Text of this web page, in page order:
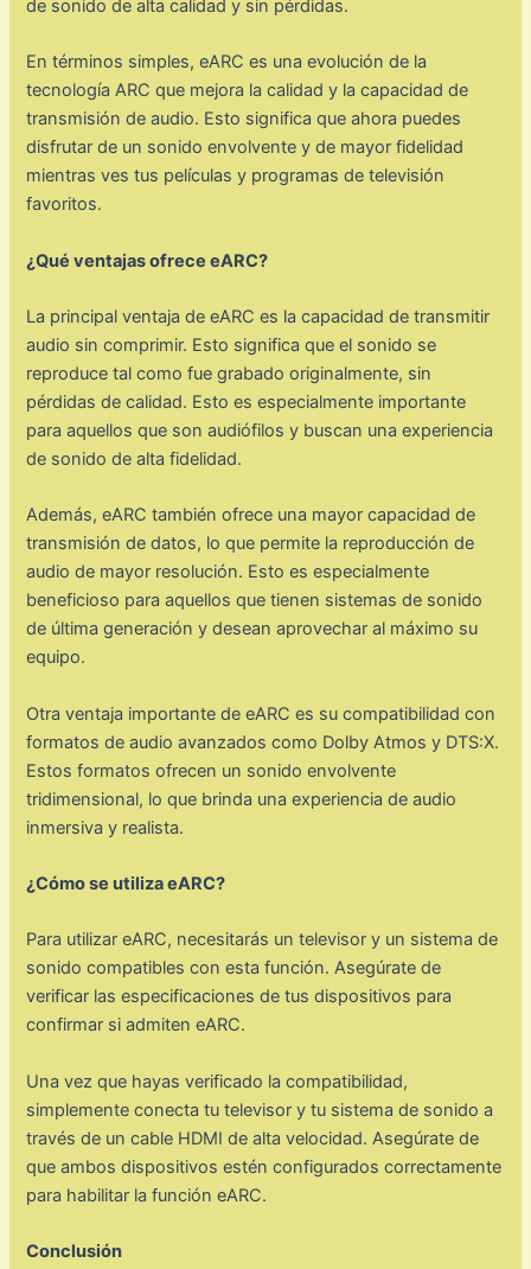
de sonido de alta calidad y sin pérdidas.
En términos simples, eARC es una evolución de la
tecnología ARC que mejora la calidad y la capacidad de
transmisión de audio. Esto significa que ahora puedes
disfrutar de un sonido envolvente y de mayor fidelidad
mientras ves tus películas y programas de televisión
favoritos.
¿Qué ventajas ofrece eARC?
La principal ventaja de eARC es la capacidad de transmitir
audio sin comprimir. Esto significa que el sonido se
reproduce tal como fue grabado originalmente, sin
pérdidas de calidad. Esto es especialmente importante
para aquellos que son audiófilos y buscan una experiencia
de sonido de alta fidelidad.
Además, eARC también ofrece una mayor capacidad de
transmisión de datos, lo que permite la reproducción de
audio de mayor resolución. Esto es especialmente
beneficioso para aquellos que tienen sistemas de sonido
de última generación y desean aprovechar al máximo su
equipo.
Otra ventaja importante de eARC es su compatibilidad con
formatos de audio avanzados como Dolby Atmos y DTS:X.
Estos formatos ofrecen un sonido envolvente
tridimensional, lo que brinda una experiencia de audio
inmersiva y realista.
¿Cómo se utiliza eARC?
Para utilizar eARC, necesitarás un televisor y un sistema de
sonido compatibles con esta función. Asegúrate de
verificar las especificaciones de tus dispositivos para
confirmar si admiten eARC.
Una vez que hayas verificado la compatibilidad,
simplemente conecta tu televisor y tu sistema de sonido a
través de un cable HDMI de alta velocidad. Asegúrate de
que ambos dispositivos estén configurados correctamente
para habilitar la función eARC.
Conclusión